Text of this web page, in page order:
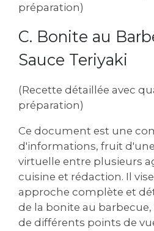
préparation)
C. Bonite au
Sauce Teriyaki
(Recette détaillée avec
préparation)
Ce document est une
d'informations, fruit
virtuelle entre plusieurs
cuisine et rédaction. Il
approche complète et
de la bonite au
de différents points de